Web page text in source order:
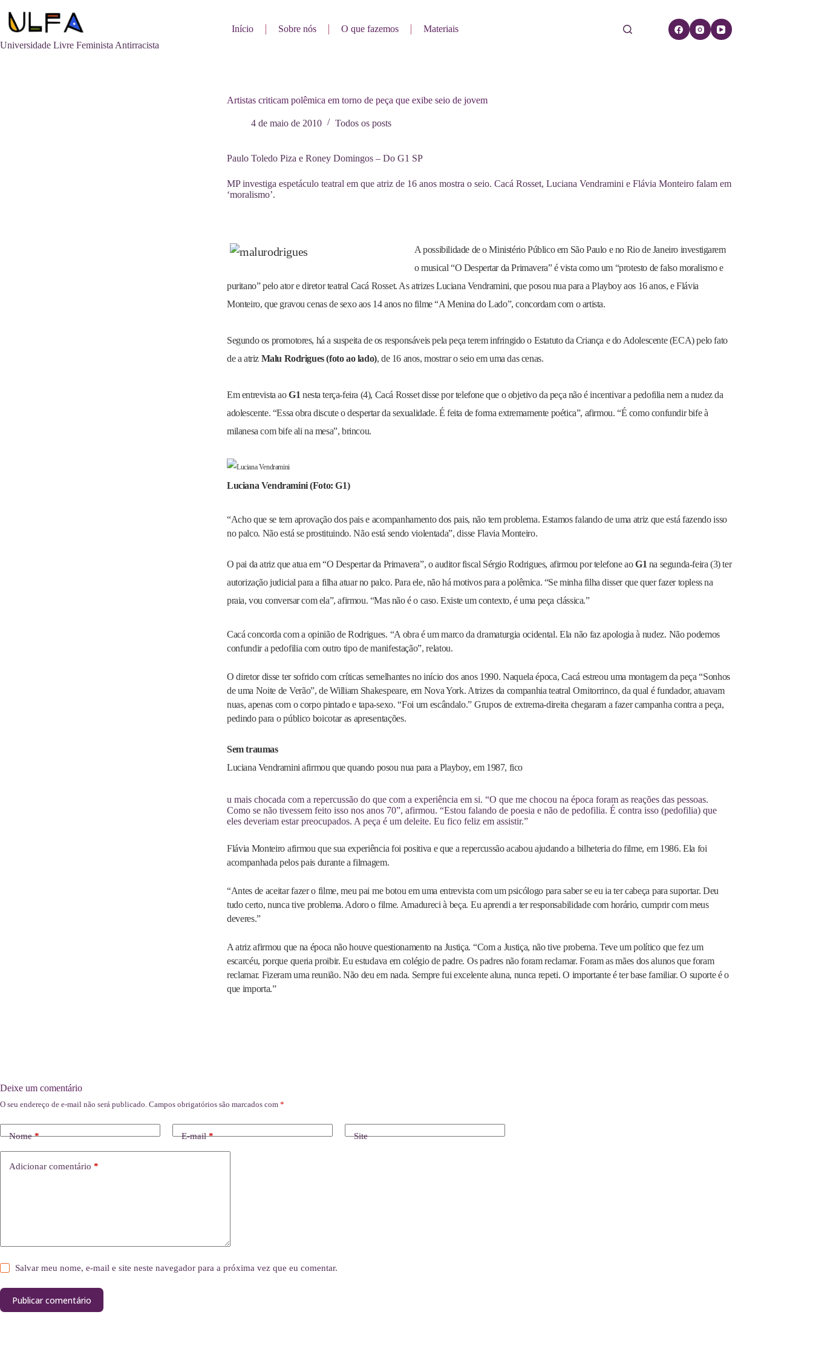
para
Universidade Livre Feminista Antirracista
Início Sobre nós O que fazemos Materiais
Artistas criticam polêmica em torno de peça que exibe seio de jovem
4 de maio de 2010 Todos os posts
Paulo Toledo Piza e Roney Domingos – Do G1 SP
MP investiga espetáculo teatral em que atriz de 16 anos mostra o seio. Cacá Rosset, Luciana Vendramini e Flávia Monteiro falam em
‘moralismo’.
A possibilidade de o Ministério Público em São Paulo e no Rio de Janeiro investigarem
o musical “O Despertar da Primavera” é vista como um “protesto de falso moralismo e
puritano” pelo ator e diretor teatral Cacá Rosset. As atrizes Luciana Vendramini, que posou nua para a Playboy aos 16 anos, e Flávia
Monteiro, que gravou cenas de sexo aos 14 anos no filme “A Menina do Lado”, concordam com o artista.
Segundo os promotores, há a suspeita de os responsáveis pela peça terem infringido o Estatuto da Criança e do Adolescente (ECA) pelo fato
de a atriz Malu Rodrigues (foto ao lado), de 16 anos, mostrar o seio em uma das cenas.
Em entrevista aoG1nesta terça-feira (4), Cacá Rosset disse por telefone que o objetivo da peça não é incentivar a pedofilia nem a nudez da
adolescente. “Essa obra discute o despertar da sexualidade. É feita de forma extremamente poética”, afirmou. “É como confundir bife à
milanesa com bife ali na mesa”, brincou.
Luciana Vendramini (Foto: G1)
“Acho que se tem aprovação dos pais e acompanhamento dos pais, não tem problema. Estamos falando de uma atriz que está fazendo isso
no palco. Não está se prostituindo. Não está sendo violentada”, disse Flavia Monteiro.
O pai da atriz que atua em “O Despertar da Primavera”, o auditor fiscal Sérgio Rodrigues, afirmou por telefone aoG1 na segunda-feira (3) ter
autorização judicial para a filha atuar no palco. Para ele, não há motivos para a polêmica. “Se minha filha disser que quer fazer topless na
praia, vou conversar com ela”, afirmou. “Mas não é o caso. Existe um contexto, é uma peça clássica.”
Cacá concorda com a opinião de Rodrigues. “A obra é um marco da dramaturgia ocidental. Ela não faz apologia à nudez. Não podemos
confundir a pedofilia com outro tipo de manifestação”, relatou.
O diretor disse ter sofrido com críticas semelhantes no início dos anos 1990. Naquela época, Cacá estreou uma montagem da peça “Sonhos
de uma Noite de Verão”, de William Shakespeare, em Nova York. Atrizes da companhia teatral Ornitorrinco, da qual é fundador, atuavam
nuas, apenas com o corpo pintado e tapa-sexo. “Foi um escândalo.” Grupos de extrema-direita chegaram a fazer campanha contra a peça,
pedindo para o público boicotar as apresentações.
Sem traumas
Luciana Vendramini afirmou que quando posou nua para a Playboy, em 1987, fico
u mais chocada com a repercussão do que com a experiência em si. “O que me chocou na época foram as reações das pessoas.
Como se não tivessem feito isso nos anos 70”, afirmou. “Estou falando de poesia e não de pedofilia. É contra isso (pedofilia) que
eles deveriam estar preocupados. A peça é um deleite. Eu fico feliz em assistir.”
Flávia Monteiro afirmou que sua experiência foi positiva e que a repercussão acabou ajudando a bilheteria do filme, em 1986. Ela foi
acompanhada pelos pais durante a filmagem.
“Antes de aceitar fazer o filme, meu pai me botou em uma entrevista com um psicólogo para saber se eu ia ter cabeça para suportar. Deu
tudo certo, nunca tive problema. Adoro o filme. Amadureci à beça. Eu aprendi a ter responsabilidade com horário, cumprir com meus
deveres.”
A atriz afirmou que na época não houve questionamento na Justiça. “Com a Justiça, não tive probema. Teve um político que fez um
escarcéu, porque queria proibir. Eu estudava em colégio de padre. Os padres não foram reclamar. Foram as mães dos alunos que foram
reclamar. Fizeram uma reunião. Não deu em nada. Sempre fui excelente aluna, nunca repeti. O importante é ter base familiar. O suporte é o
que importa.”
Deixe um comentário
O seu endereço de e-mail não será publicado. Campos obrigatórios são marcados com *
Nome* E-mail* Site
Adicionar comentário *
Salvar meu nome, e-mail e site neste navegador para a próxima vez que eu comentar.
Publicar comentário